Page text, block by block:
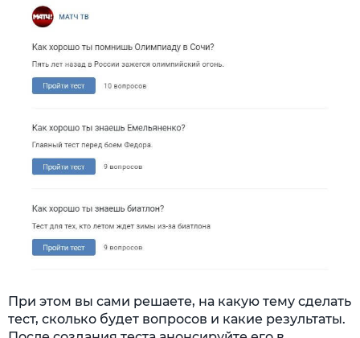
При этом вы сами решаете, на какую тему сделать
тест, сколько будет вопросов и какие результаты.